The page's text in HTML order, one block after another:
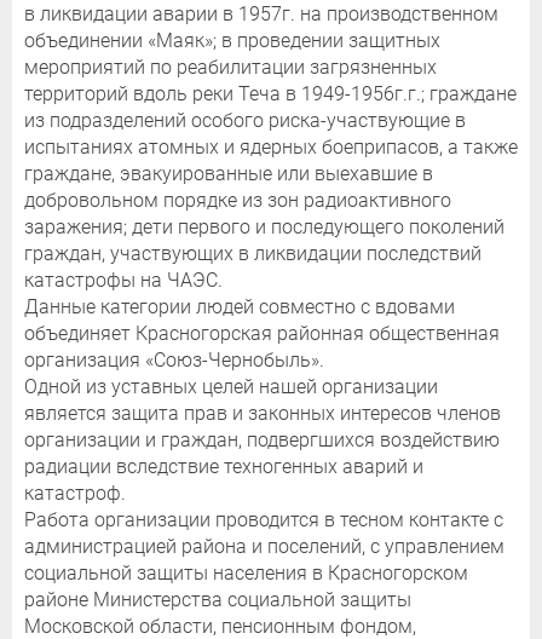
в ликвидации аварии в 1957г. на производственном
объединении «Маяк»; в проведении защитных
мероприятий по реабилитации загрязненных
территорий вдоль реки Теча в 1949-1956г.г.; граждане
из подразделений особого риска-участвующие в
испытаниях атомных и ядерных боеприпасов, а также
граждане, эвакуированные или выехавшие в
добровольном порядке из зон радиоактивного
заражения; дети первого и последующего поколений
граждан, участвующих в ликвидации последствий
катастрофы на ЧАЭС.
Данные категории людей совместно с вдовами
объединяет Красногорская районная общественная
организация «Союз-Чернобыль».
Одной из уставных целей нашей организации
является защита прав и законных интересов членов
организации и граждан, подвергшихся воздействию
радиации вследствие техногенных аварий и
катастроф.
Работа организации проводится в тесном контакте с
администрацией района и поселений, с управлением
социальной защиты населения в Красногорском
районе Министерства социальной защиты
Московской области, пенсионным фондом,